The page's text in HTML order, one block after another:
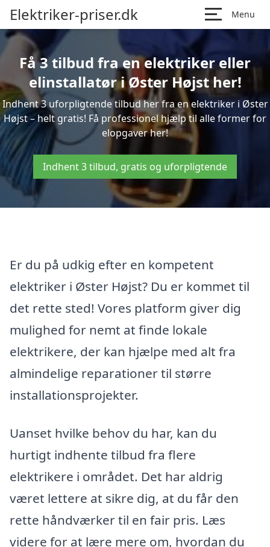
Elektriker-priser.dk Menu
Få 3 tilbud fra en elektriker eller
elinstallatør i Øster Højst her!
Indhent 3 uforpligtende tilbud her fra en elektriker i Øster
Højst – helt gratis! Få professionel hjælp til alle former for
elopgaver her!
Indhent 3 tilbud, gratis og uforpligtende
Er du på udkig efter en kompetent
elektriker i Øster Højst? Du er kommet til
det rette sted! Vores platform giver dig
mulighed for nemt at finde lokale
elektrikere, der kan hjælpe med alt fra
almindelige reparationer til større
installationsprojekter.
Uanset hvilke behov du har, kan du
hurtigt indhente tilbud fra flere
elektrikere i området. Det har aldrig
været lettere at sikre dig, at du får den
rette håndværker til en fair pris. Læs
videre for at lære mere om, hvordan du